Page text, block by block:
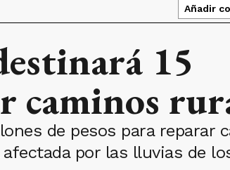
Añadir
15
caminos
de pesos para reparar
por las lluvias de